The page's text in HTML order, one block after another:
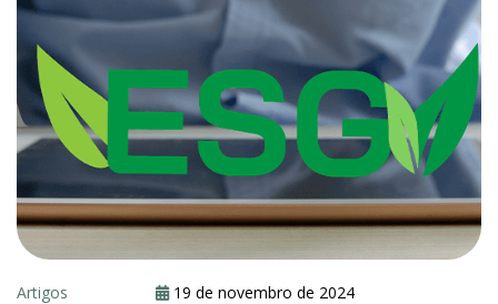
Artigos
19 de novembro de 2024